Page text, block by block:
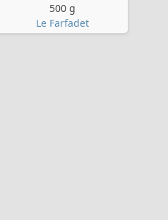
500 g
Le Farfadet